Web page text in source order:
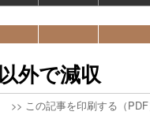
外で減収
>> この記事を印刷する（PDF